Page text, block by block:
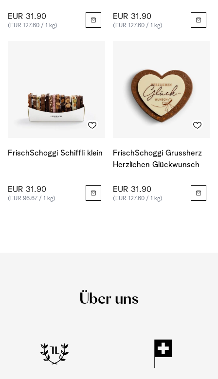
EUR 31.90
(EUR 127.60 / 1 kg)
EUR 31.90
(EUR 127.60 / 1 kg)
FrischSchoggi Schiffli klein
EUR 31.90
(EUR 96.67 / 1 kg)
FrischSchoggi Grussherz
Herzlichen Glückwunsch
EUR 31.90
(EUR 127.60 / 1 kg)
Über uns